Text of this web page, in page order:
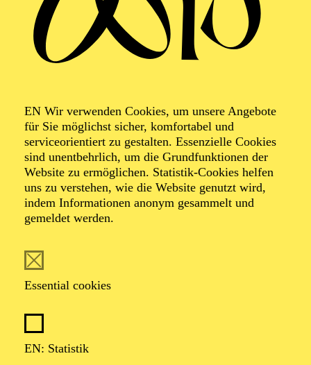
EN Wir verwenden Cookies, um unsere Angebote
für Sie möglichst sicher, komfortabel und
serviceorientiert zu gestalten. Essenzielle Cookies
sind unentbehrlich, um die Grundfunktionen der
Website zu ermöglichen. Statistik-Cookies helfen
uns zu verstehen, wie die Website genutzt wird,
indem Informationen anonym gesammelt und
gemeldet werden.
Essential cookies
EN: Statistik
Festliche
Saisoneröffnung
Pittsburgh
Orchestra
Werke von Antonín Dvorák, John Adams, Sergej